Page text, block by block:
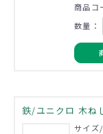
商品コ
数量：
鉄/ユニクロ 木ね
サイズ